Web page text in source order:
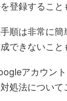
登録すること
順は非常に簡
できないこと
アカウン
処法について